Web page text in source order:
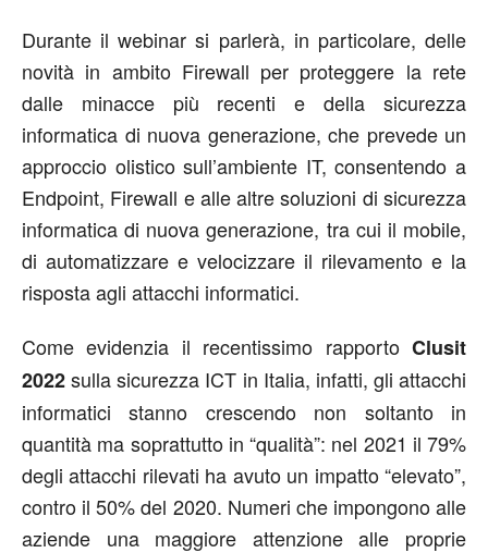
Durante il webinar si parlerà, in particolare, delle
novità in ambito Firewall per proteggere la rete
dalle minacce più recenti e della sicurezza
informatica di nuova generazione, che prevede un
approccio olistico sull’ambiente IT, consentendo a
Endpoint, Firewall e alle altre soluzioni di sicurezza
informatica di nuova generazione, tra cui il mobile,
di automatizzare e velocizzare il rilevamento e la
risposta agli attacchi informatici.
Come evidenzia il recentissimo rapporto Clusit
2022sulla sicurezza ICT in Italia, infatti, gli attacchi
informatici stanno crescendo non soltanto in
quantità ma soprattutto in “qualità”: nel 2021 il 79%
degli attacchi rilevati ha avuto un impatto “elevato”,
contro il 50% del 2020. Numeri che impongono alle
aziende una maggiore attenzione alle proprie